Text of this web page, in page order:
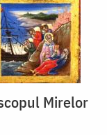
Mirelor